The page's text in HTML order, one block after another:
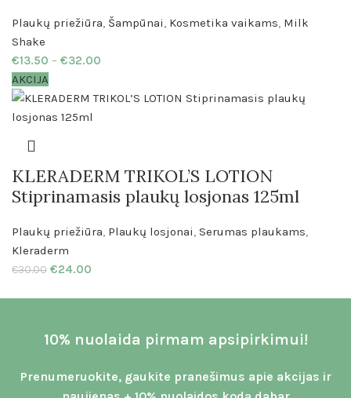
Plaukų priežiūra, Šampūnai, Kosmetika vaikams, Milk
Shake
€13.50 – €32.00
AKCIJA
KLERADERM TRIKOL’S LOTION
Stiprinamasis plaukų losjonas 125ml
Plaukų priežiūra, Plaukų losjonai, Serumas plaukams,
Kleraderm
€30.00 €24.00
10% nuolaida pirmam apsipirkimui!
Prenumeruokite, gaukite pranešimus apie akcijas ir